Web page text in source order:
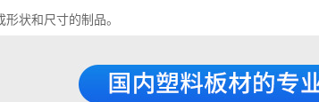
状和尺寸的制品。